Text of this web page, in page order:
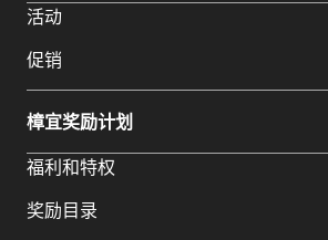
活动
促销
樟宜奖励计划
福利和特权
奖励目录